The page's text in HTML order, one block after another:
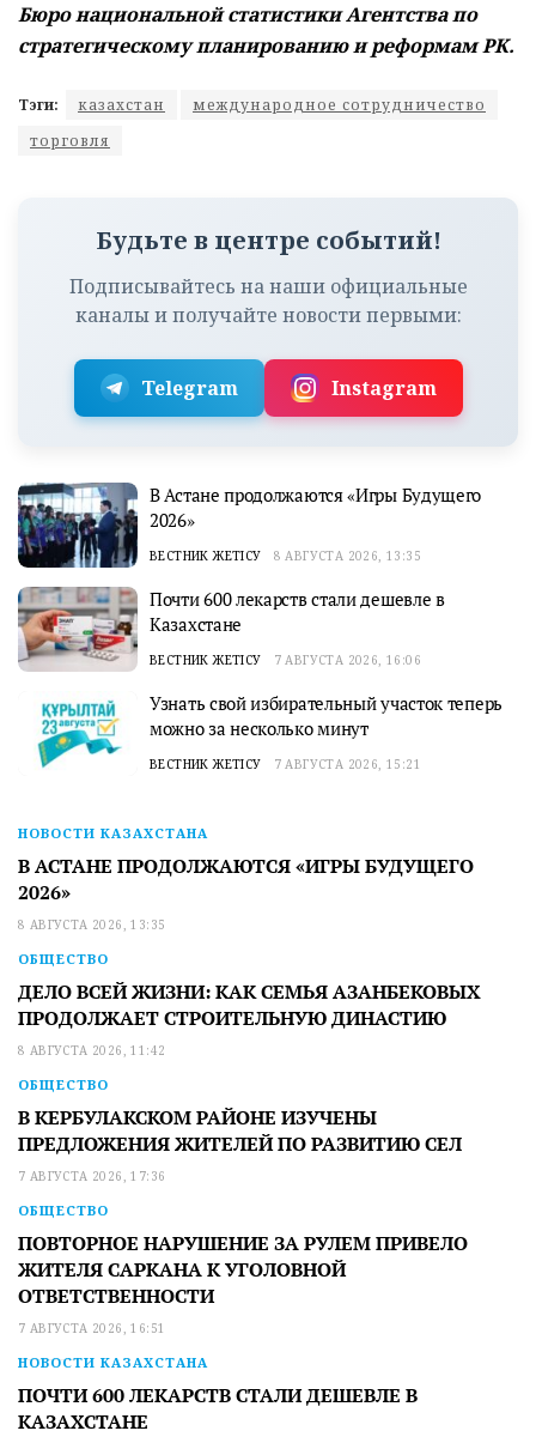
Бюро национальной статистики Агентства по
стратегическому планированию и реформам РК.
Тэги: казахстан
международное сотрудничество
торговля
Будьте в центре событий!
Подписывайтесь на наши официальные
каналы и получайте новости первыми:
Telegram Instagram
В Астане продолжаются «Игры Будущего
2026»
ВЕСТНИК ЖЕТІСУ 8 АВГУСТА 2026, 13:35
Почти 600 лекарств стали дешевле в
Казахстане
ВЕСТНИК ЖЕТІСУ 7 АВГУСТА 2026, 16:06
Узнать свой избирательный участок теперь
можно за несколько минут
ВЕСТНИК ЖЕТІСУ 7 АВГУСТА 2026, 15:21
НОВОСТИ КАЗАХСТАНА
В АСТАНЕ ПРОДОЛЖАЮТСЯ «ИГРЫ БУДУЩЕГО
2026»
8 АВГУСТА 2026, 13:35
ОБЩЕСТВО
ДЕЛО ВСЕЙ ЖИЗНИ: КАК СЕМЬЯ АЗАНБЕКОВЫХ
ПРОДОЛЖАЕТ СТРОИТЕЛЬНУЮ ДИНАСТИЮ
8 АВГУСТА 2026, 11:42
ОБЩЕСТВО
В КЕРБУЛАКСКОМ РАЙОНЕ ИЗУЧЕНЫ
ПРЕДЛОЖЕНИЯ ЖИТЕЛЕЙ ПО РАЗВИТИЮ СЕЛ
7 АВГУСТА 2026, 17:36
ОБЩЕСТВО
ПОВТОРНОЕ НАРУШЕНИЕ ЗА РУЛЕМ ПРИВЕЛО
ЖИТЕЛЯ САРКАНА К УГОЛОВНОЙ
ОТВЕТСТВЕННОСТИ
7 АВГУСТА 2026, 16:51
НОВОСТИ КАЗАХСТАНА
ПОЧТИ 600 ЛЕКАРСТВ СТАЛИ ДЕШЕВЛЕ В
КАЗАХСТАНЕ